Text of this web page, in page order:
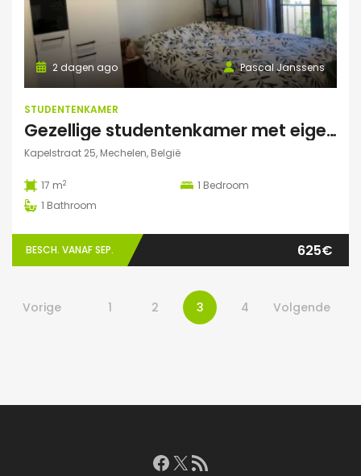
Pascal Janssens
2 dagen ago
STUDENTENKAMER
Gezellige studentenkamer met eigen badkamer in Mechelen
Kapelstraat 25, Mechelen, België
17 m2 1 Bedroom
1 Bathroom
BESCH. VANAF SEP. 625€
Vorige 1 2 3 4 Volgende
Facebook
X RSS feed